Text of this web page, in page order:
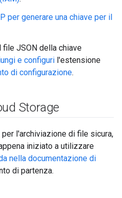
per generare una chiave per il
JSON della chiave
e configuri l'estensione
di configurazione.
Storage
l'archiviazione di file sicura,
iniziato a utilizzare
nella documentazione di
di partenza.